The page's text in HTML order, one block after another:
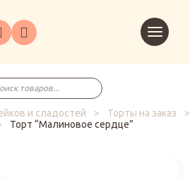
Корпоративным
клиентам
в
корзину
и сладостей > Торты на заказ
>
Торт “Малиновое сердце”